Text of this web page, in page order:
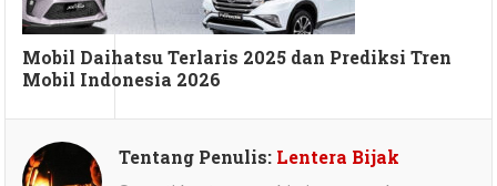
Mobil Daihatsu Terlaris 2025 dan Prediksi Tren
Mobil Indonesia 2026
Tentang Penulis: Lentera Bijak